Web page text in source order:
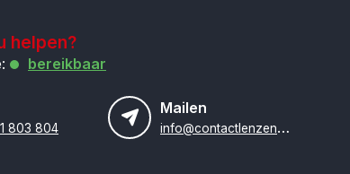
helpen?
bereikbaar
803 804
Mailen
i
nfo@contactlenzenonline.be